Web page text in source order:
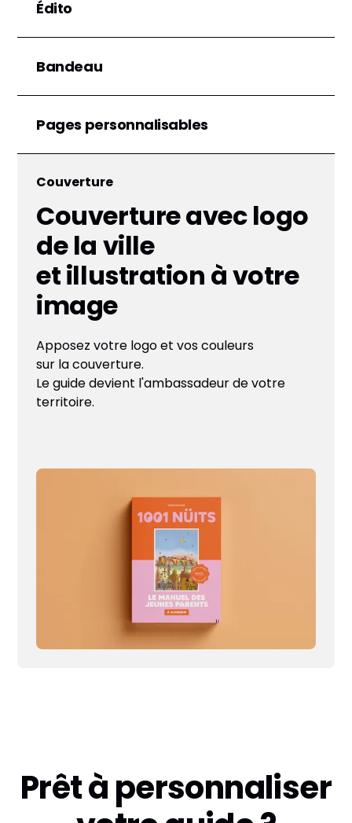
Édito
Bandeau
Pages personnalisables
Couverture
Couverture avec logo
de la ville
et illustration à votre
image
Apposez votre logo et vos couleurs
sur la couverture.
Le guide devient l'ambassadeur de votre
territoire.
Prêt à personnaliser